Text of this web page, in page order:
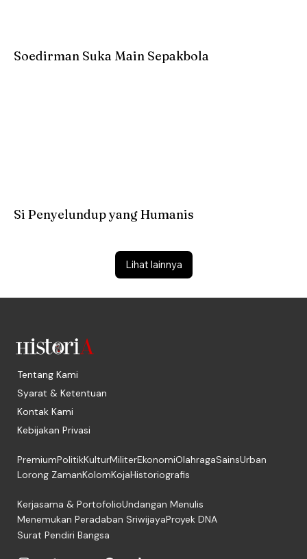
Lihat lainnya
Soedirman Suka Main Sepakbola
Si Penyelundup yang Humanis
Tentang Kami
Syarat & Ketentuan
Kontak Kami
Kebijakan Privasi
PremiumPolitikKulturMiliterEkonomiOlahragaSainsUrban
Lorong ZamanKolomKojaHistoriografis
Kerjasama & PortofolioUndangan Menulis
Menemukan Peradaban SriwijayaProyek DNA
Surat Pendiri Bangsa